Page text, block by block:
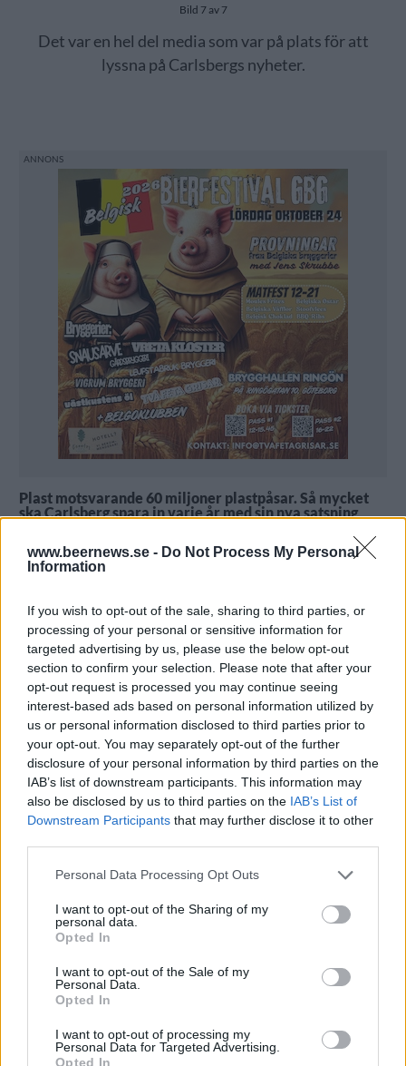
www.beernews.se - Do Not Process My Personal
Information
If you wish to opt-out of the sale, sharing to third parties, or
processing of your personal or sensitive information for
targeted advertising by us, please use the below opt-out
section to confirm your selection. Please note that after your
opt-out request is processed you may continue seeing
interest-based ads based on personal information utilized by
us or personal information disclosed to third parties prior to
your opt-out. You may separately opt-out of the further
disclosure of your personal information by third parties on the
IAB’s list of downstream participants. This information may
also be disclosed by us to third parties on the IAB’s List of
Downstream Participants that may further disclose it to other
Personal Data Processing Opt Outs
I want to opt-out of the Sharing of my
personal data.
Opted In
I want to opt-out of the Sale of my
Personal Data.
Opted In
I want to opt-out of processing my
Personal Data for Targeted Advertising.
Opted In
Bild 7 av 7
Det var en hel del media som var på plats för att
lyssna på Carlsbergs nyheter.
Plast motsvarande 60 miljoner plastpåsar. Så mycket
ska Carlsberg spara in varje år med sin nya satsning
Under tre år har arbetet pågått i hemlighet. Men under
onsdagen var Carlsberg redo att berätta om sina olika
satsningar på miljöförbättrande eller kvalitetsförbättrande
Det som fick mest uppmärksamhet var Snap Pack. Det är en
lösning som håller samman ett sexpack med burkar med
betydligt mindre plast inblandat.
Med hjälp av ett speciellt framtaget geleliknande lim hålls
burkarna samman och kan även koppas samman på nytt för
den som så önskar. En av utmaningarna har varit att få
sexpacken att sitta ihop tillräckligt starkt för att klara
stötar, men heller inte vara svårt att få isär för kunden.
– Vårt mål är noll koldioxidutsläpp och noll vattenslöseri år
2030. Det här är ett led i det och ett sätt för oss att visa att
vi menar allvar, sade Carlsbergs vd Cees ’t Hart.